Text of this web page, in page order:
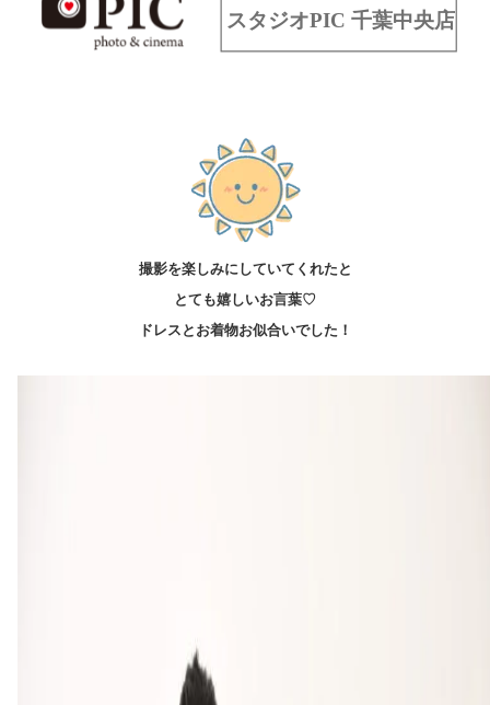
撮影を楽しみにしていてくれたと
とても嬉しいお言葉♡
ドレスとお着物お似合いでした！